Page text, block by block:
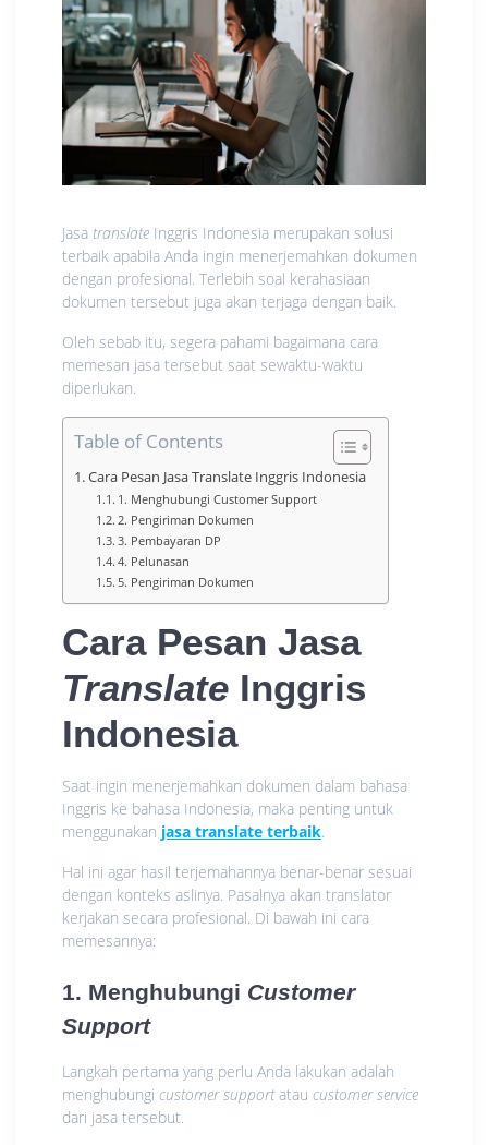
Jasa translate Inggris Indonesia merupakan solusi
terbaik apabila Anda ingin menerjemahkan dokumen
dengan profesional. Terlebih soal kerahasiaan
dokumen tersebut juga akan terjaga dengan baik.
Oleh sebab itu, segera pahami bagaimana cara
memesan jasa tersebut saat sewaktu-waktu
diperlukan.
Table of Contents
Cara Pesan Jasa Translate Inggris Indonesia
1. Menghubungi Customer Support
2. Pengiriman Dokumen
3. Pembayaran DP
4. Pelunasan
5. Pengiriman Dokumen
Cara Pesan Jasa
Translate Inggris
Indonesia
Saat ingin menerjemahkan dokumen dalam bahasa
Inggris ke bahasa Indonesia, maka penting untuk
menggunakan jasa translate terbaik.
Hal ini agar hasil terjemahannya benar-benar sesuai
dengan konteks aslinya. Pasalnya akan translator
kerjakan secara profesional. Di bawah ini cara
memesannya:
1. Menghubungi Customer
Support
Langkah pertama yang perlu Anda lakukan adalah
menghubungi customer supportatau customer service
dari jasa tersebut.